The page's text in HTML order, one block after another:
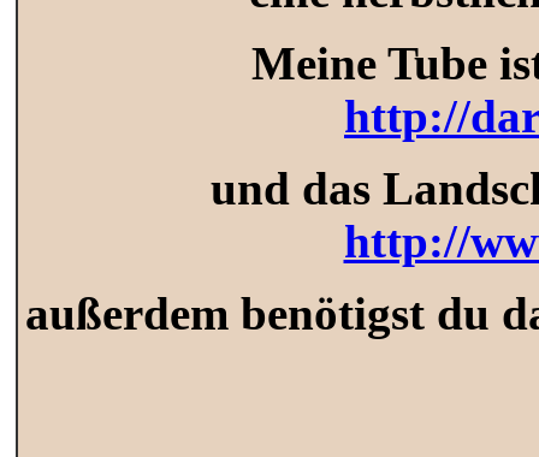
Meine Tube
http://
und das
http://
außerdem benötigst du